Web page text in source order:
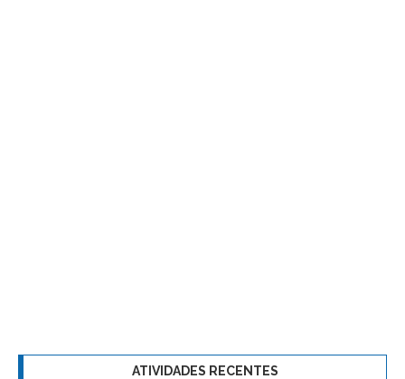
ATIVIDADES RECENTES